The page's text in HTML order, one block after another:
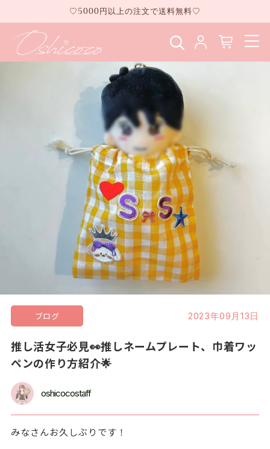
進む
♡5000円以上の注文で送料無料♡
ブログ 2023年09月13日
推し活女子必見👀推しネームプレート、巾着ワッ
ペンの作り方紹介🌟
oshicocostaff
みなさんお久しぶりです！